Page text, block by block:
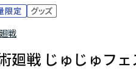
戦
廻戦 じゅじゅフ